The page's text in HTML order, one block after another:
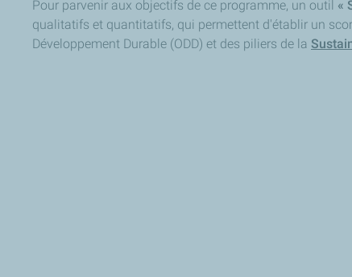
Pour parvenir aux objectifs de ce programme, un outil «
qualitatifs et quantitatifs, qui permettent d'établir un
Développement Durable (ODD) et des piliers de la